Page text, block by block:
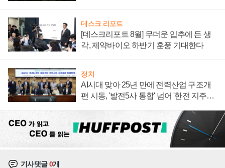
데스크 리포트
[데스크리포트 8월] 무더운 입추에 든 생
각, 제약바이오 하반기 훈풍 기대한다
정치
AI시대 맞아 25년 만에 전력산업 구조개
편 시동, '발전5사 통합' 넘어 '한전 지주사'
기사댓글0개